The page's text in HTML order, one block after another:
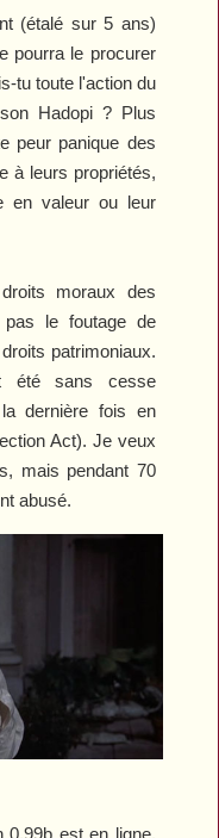
(étalé sur 5 ans)
pourra le procurer
tu toute l'action du
Hadopi ? Plus
peur panique des
à leurs propriétés,
en valeur ou leur
moraux des
le foutage de
patrimoniaux.
été sans cesse
dernière fois en
Act). Je veux
mais pendant 70
abusé.